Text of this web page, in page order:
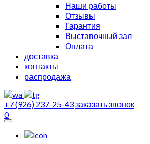
Наши работы
Отзывы
Гарантия
Выставочный зал
Оплата
доставка
контакты
распродажа
+7 (926) 237-25-43заказать звонок
0